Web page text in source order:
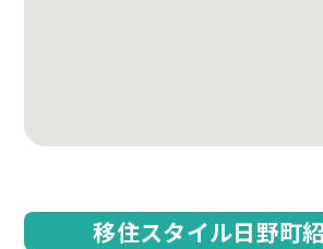
移住スタイル日野町